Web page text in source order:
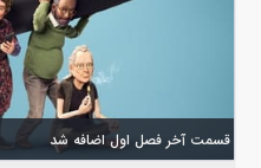
قسمت آخر فصل اول اضافه شد